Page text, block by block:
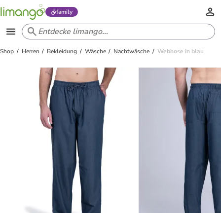
family
Shop Herren Bekleidung Wäsche Nachtwäsche Webhose in blau